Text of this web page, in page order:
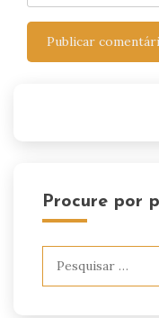
Procure por